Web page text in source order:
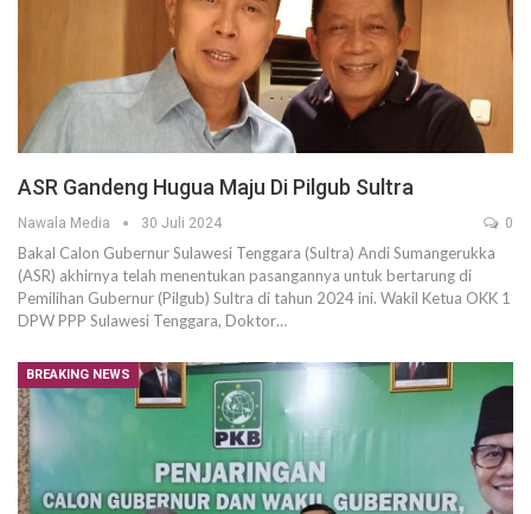
ASR Gandeng Hugua Maju Di Pilgub Sultra
Nawala Media 30 Juli 2024 0
Bakal Calon Gubernur Sulawesi Tenggara (Sultra) Andi Sumangerukka
(ASR) akhirnya telah menentukan pasangannya untuk bertarung di
Pemilihan Gubernur (Pilgub) Sultra di tahun 2024 ini. Wakil Ketua OKK 1
DPW PPP Sulawesi Tenggara, Doktor…
BREAKING NEWS